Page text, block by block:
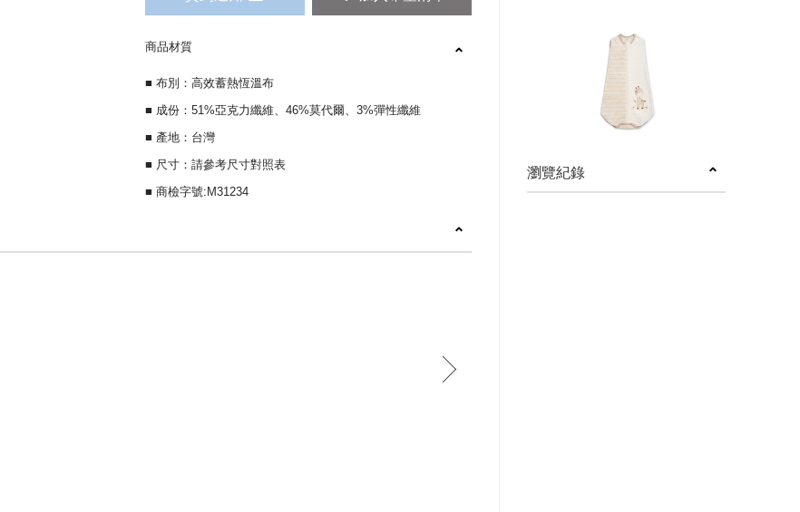
商品材質
■ 布別：高效蓄熱恆溫布
■ 成份：51%亞克力纖維、46%莫代爾、3%彈性纖維
■ 產地：台灣
■ 尺寸：請參考尺寸對照表
■ 商檢字號:M31234
next
瀏覽紀錄